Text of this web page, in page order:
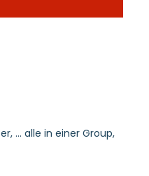
… alle in einer Group,